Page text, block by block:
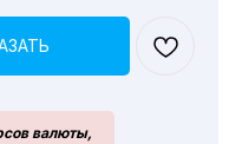
валюты,